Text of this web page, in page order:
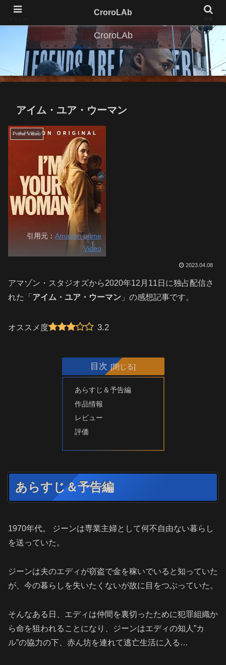
CroroLAb
アイム・ユア・ウーマン
Prime Video
引用元：Amazon prime
Video
2023.04.08
アマゾン・スタジオズから2020年12月11日に独占配信さ
れた「 アイム・ユア・ウーマン 」の感想記事です。
オススメ度 3.2
目次
あらすじ＆予告編
作品情報
レビュー
評価
あらすじ＆予告編
1970年代。 ジーンは専業主婦として何不自由ない暮らし
を送っていた。
ジーンは夫のエディが窃盗で金を稼いでいると知っていた
が、今の暮らしを失いたくないが故に目をつぶっていた。
そんなある日、エディは仲間を裏切ったために犯罪組織か
ら命を狙われることになり、ジーンはエディの知人”カ
ル”の協力の下、赤ん坊を連れて逃亡生活に入る…
CroroLAb